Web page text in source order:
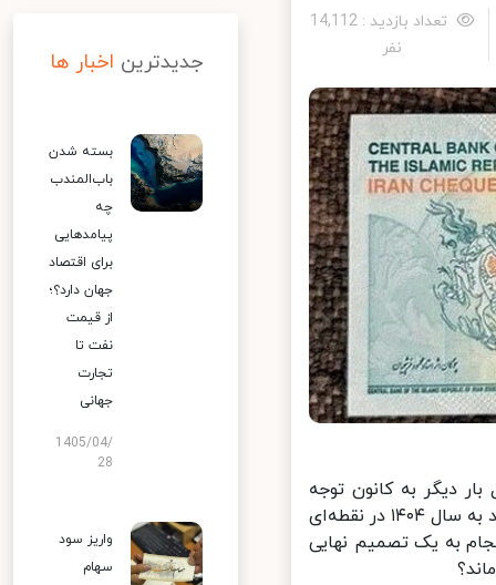
تعداد بازدید : 14,112
نفر
دیگر به کانون توجه
سیاست‌گذاران بازگشته است. این بحث که سابقه‌ای طولانی دارد، حالا با ورود به سال ۱۴۰۴ در نقطه‌ای
به یک تصمیم نهایی
جدیدترین اخبار ها
بسته شدن
باب‌المندب
چه
پیامدهایی
برای اقتصاد
جهان دارد؟؛
از قیمت
نفت تا
تجارت
جهانی
1405/04/
28
واریز سود
سهام